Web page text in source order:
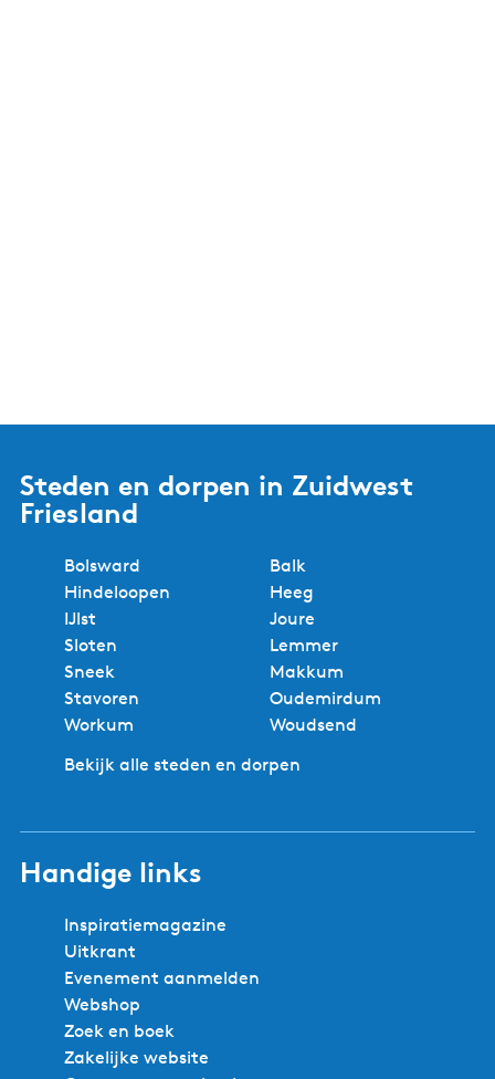
Steden en dorpen in Zuidwest
Friesland
Bolsward
Balk
Hindeloopen
Heeg
IJlst
Joure
Sloten
Lemmer
Sneek
Makkum
Stavoren
Oudemirdum
Workum
Woudsend
Bekijk alle steden en dorpen
Handige links
Inspiratiemagazine
Uitkrant
Evenement aanmelden
Webshop
Zoek en boek
Zakelijke website